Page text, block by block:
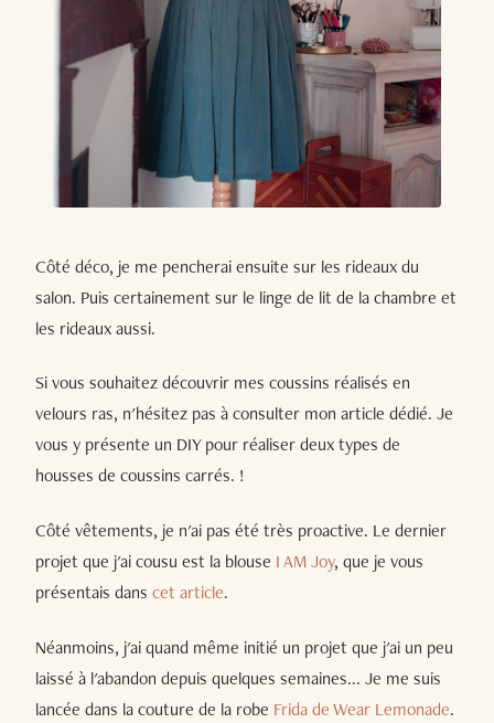
Côté déco, je me pencherai ensuite sur les rideaux du
salon. Puis certainement sur le linge de lit de la chambre et
les rideaux aussi.
Si vous souhaitez découvrir mes coussins réalisés en
velours ras, n'hésitez pas à consulter mon article dédié. Je
vous y présente un DIY pour réaliser deux types de
housses de coussins carrés. !
Côté vêtements, je n'ai pas été très proactive. Le dernier
projet que j'ai cousu est la blouse I AM Joy, que je vous
présentais dans cet article.
Néanmoins, j'ai quand même initié un projet que j'ai un peu
laissé à l'abandon depuis quelques semaines... Je me suis
lancée dans la couture de la robe Frida de Wear Lemonade.